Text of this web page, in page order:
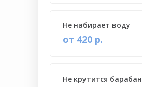
от 420 р.
Не набирает воду
Не крутится барабан